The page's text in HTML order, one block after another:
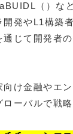
（）な
開発やL1構築
通じて開発者
向け金融やエ
ローバルで戦